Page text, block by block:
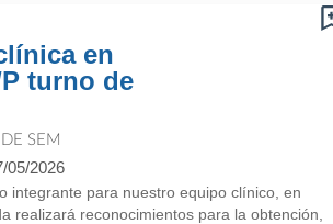
en
turno de
SEM
05/2026
integrante para nuestro equipo clínico, en
realizará reconocimientos para la obtención,